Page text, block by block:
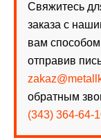
Свяжитесь
заказа с
вам
отправив
обратным
(343) 364-64-